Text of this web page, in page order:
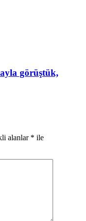
görüştük,
alanlar * ile